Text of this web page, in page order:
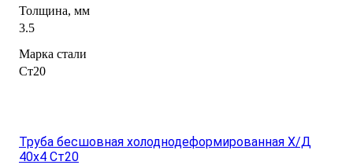
Толщина, мм
3.5
Марка стали
Ст20
Труба бесшовная холоднодеформированная Х/Д
40х4 Ст20